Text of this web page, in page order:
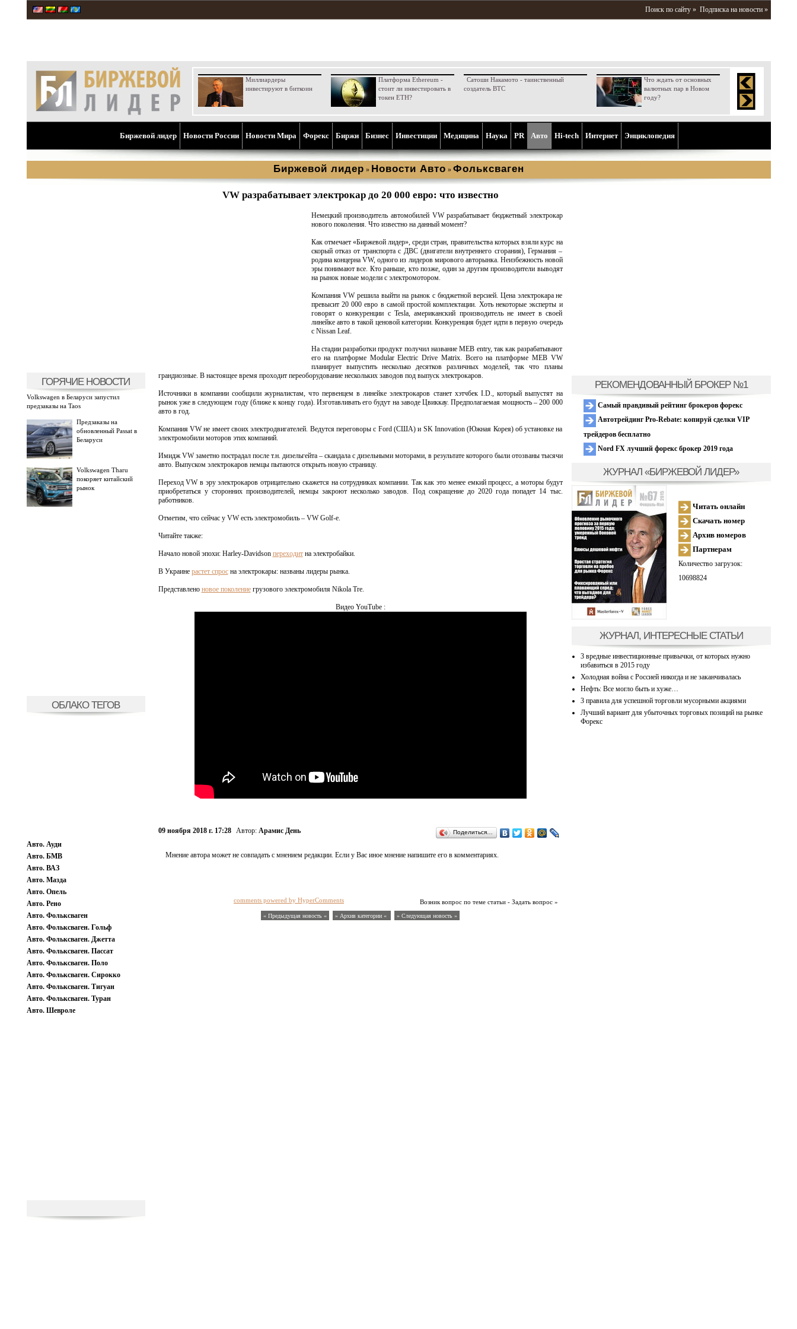
Поиск по сайту » Подписка на новости »
Миллиардеры
инвестируют в биткоин
Платформа Ethereum -
стоит ли инвестировать в
токен ETH?
Сатоши Накамото - таинственный
создатель BTC
Что ждать от основных
валютных пар в Новом
году?
Биржевой лидер Новости России Новости Мира Форекс Биржи Бизнес Инвестиции Медицина Наука PR Aвто Hi-tech Интернет Энциклопедия
Биржевой лидер » Новости Aвто » Фольксваген
ГОРЯЧИЕ НОВОСТИ
Volkswagen в Беларуси запустил
предзаказы на Taos
Предзаказы на
обновленный Passat в
Беларуси
Volkswagen Tharu
покоряет китайский
рынок
ОБЛАКО ТЕГОВ
Авто. Ауди
Авто. БМВ
Авто. ВАЗ
Авто. Мазда
Авто. Опель
Авто. Рено
Авто. Фольксваген
Авто. Фольксваген. Гольф
Авто. Фольксваген. Джетта
Авто. Фольксваген. Пассат
Авто. Фольксваген. Поло
Авто. Фольксваген. Сирокко
Авто. Фольксваген. Тигуан
Авто. Фольксваген. Туран
Авто. Шевроле
VW разрабатывает электрокар до 20 000 евро: что известно
Немецкий производитель автомобилей VW разрабатывает бюджетный электрокар
нового поколения. Что известно на данный момент?
Как отмечает «Биржевой лидер», среди стран, правительства которых взяли курс на
скорый отказ от транспорта с ДВС (двигатели внутреннего сгорания), Германия –
родина концерна VW, одного из лидеров мирового авторынка. Неизбежность новой
эры понимают все. Кто раньше, кто позже, один за другим производители выводят
на рынок новые модели с электромотором.
Компания VW решила выйти на рынок с бюджетной версией. Цена электрокара не
превысит 20 000 евро в самой простой комплектации. Хоть некоторые эксперты и
говорят о конкуренции с Tesla, американский производитель не имеет в своей
линейке авто в такой ценовой категории. Конкуренция будет идти в первую очередь
с Nissan Leaf.
На стадии разработки продукт получил название MEB entry, так как разрабатывают
его на платформе Modular Electric Drive Matrix. Всего на платформе MEB VW
планирует выпустить несколько десятков различных моделей, так что планы
грандиозные. В настоящее время проходит переоборудование нескольких заводов под выпуск электрокаров.
Источники в компании сообщили журналистам, что первенцем в линейке электрокаров станет хэтчбек I.D., который выпустят на
рынок уже в следующем году (ближе к концу года). Изготавливать его будут на заводе Цвиккау. Предполагаемая мощность – 200 000
авто в год.
Компания VW не имеет своих электродвигателей. Ведутся переговоры с Ford (США) и SK Innovation (Южная Корея) об установке на
электромобили моторов этих компаний.
Имидж VW заметно пострадал после т.н. дизельгейта – скандала с дизельными моторами, в результате которого были отозваны тысячи
авто. Выпуском электрокаров немцы пытаются открыть новую страницу.
Переход VW в эру электрокаров отрицательно скажется на сотрудниках компании. Так как это менее емкий процесс, а моторы будут
приобретаться у сторонних производителей, немцы закроют несколько заводов. Под сокращение до 2020 года попадет 14 тыс.
работников.
Отметим, что сейчас у VW есть электромобиль – VW Golf-е.
Читайте также:
Начало новой эпохи: Harley-Davidson переходитна электробайки.
В Украине растет спросна электрокары: названы лидеры рынка.
Представлено новое поколениегрузового электромобиля Nikola Tre.
Видео YouTube :
09 ноября 2018 г. 17:28 Автор: Арамис День Поделиться…
Мнение автора может не совпадать с мнением редакции. Если у Вас иное мнение напишите его в комментариях.
Возник вопрос по теме статьи - Задать вопрос »
comments powered by HyperComments
« Предыдущая новость « » Архив категории « » Следующая новость »
РЕКОМЕНДОВАННЫЙ БРОКЕР №1
Самый правдивый рейтинг брокеров форекс
Автотрейдинг Pro-Rebate: копируй сделки VIP
трейдеров бесплатно
Nord FX лучший форекс брокер 2019 года
ЖУРНАЛ «БИРЖЕВОЙ ЛИДЕР»
Читать онлайн
Скачать номер
Архив номеров
Партнерам
Количество загрузок:
10698824
ЖУРНАЛ, ИНТЕРЕСНЫЕ СТАТЬИ
3 вредные инвестиционные привычки, от которых нужно
избавиться в 2015 году
Холодная война с Россией никогда и не заканчивалась
Нефть: Все могло быть и хуже…
3 правила для успешной торговли мусорными акциями
Лучший вариант для убыточных торговых позиций на рынке
Форекс